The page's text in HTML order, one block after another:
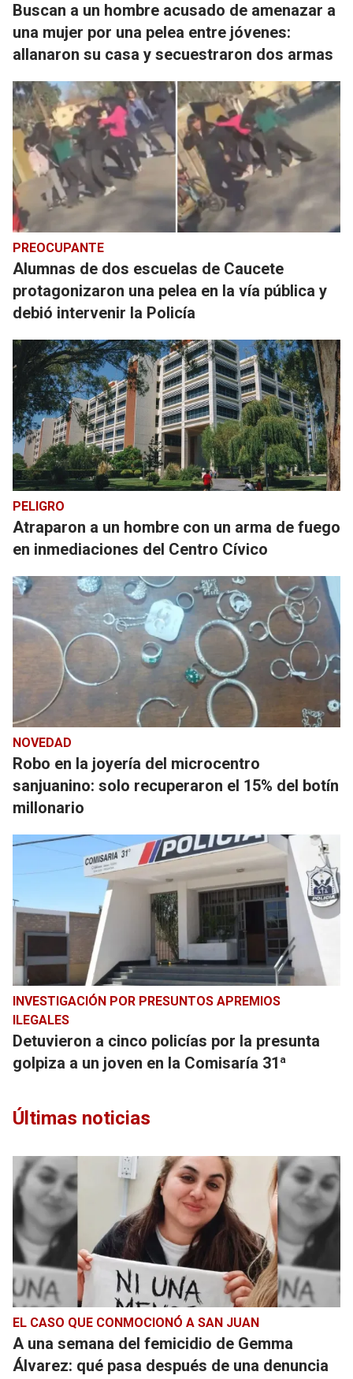
Buscan a un hombre acusado de amenazar a
una mujer por una pelea entre jóvenes:
allanaron su casa y secuestraron dos armas
PREOCUPANTE
Alumnas de dos escuelas de Caucete
protagonizaron una pelea en la vía pública y
debió intervenir la Policía
PELIGRO
Atraparon a un hombre con un arma de fuego
en inmediaciones del Centro Cívico
NOVEDAD
Robo en la joyería del microcentro
sanjuanino: solo recuperaron el 15% del botín
millonario
INVESTIGACIÓN POR PRESUNTOS APREMIOS
ILEGALES
Detuvieron a cinco policías por la presunta
golpiza a un joven en la Comisaría 31ª
Últimas noticias
EL CASO QUE CONMOCIONÓ A SAN JUAN
A una semana del femicidio de Gemma
Álvarez: qué pasa después de una denuncia